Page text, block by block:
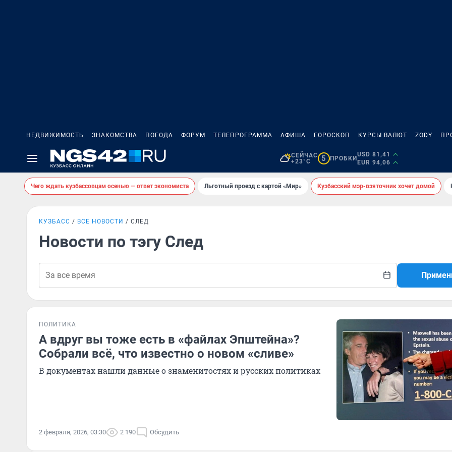
НЕДВИЖИМОСТЬ ЗНАКОМСТВА ПОГОДА ФОРУМ ТЕЛЕПРОГРАММА АФИША ГОРОСКОП КУРСЫ ВАЛЮТ ZODY
СЕЙЧАС
+23°C
5 ПРОБКИ
USD 81,41
EUR 94,06
Чего ждать кузбассовцам осенью — ответ экономиста Льготный проезд с картой «Мир» Кузбасский мэр-взяточник хочет домой
КУЗБАСС ВСЕ НОВОСТИ СЛЕД
Новости по тэгу След
ПОЛИТИКА
А вдруг вы тоже есть в «файлах Эпштейна»?
Собрали всё, что известно о новом «сливе»
В документах нашли данные о знаменитостях и русских политиках
2 февраля, 2026, 03:30 2 190 Обсудить